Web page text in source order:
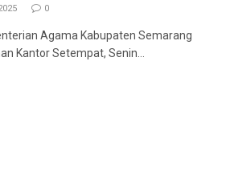
0
Agama Kabupaten Semarang
Kantor Setempat, Senin…